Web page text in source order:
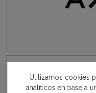
Utilizamos cookies
analíticos en base a